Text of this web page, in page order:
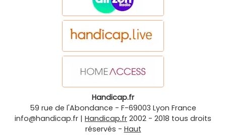
Handicap.fr
59 rue de l'Abondance - F-69003 Lyon France
info@handicap.fr | Handicap.fr 2002 - 2018 tous droits
réservés - Haut